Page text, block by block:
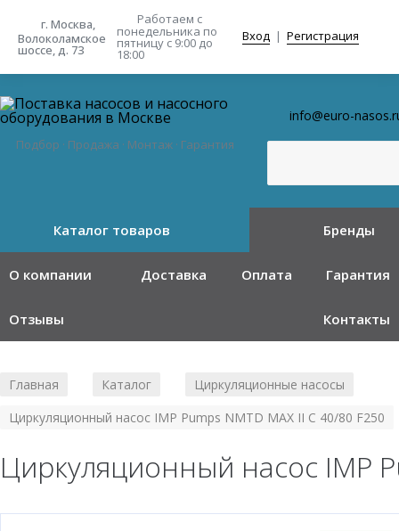
г. Москва,
Волоколамское
шоссе, д. 73
Работаем с
понедельника по
пятницу с 9:00 до
18:00
Вход | Регистрация
Подбор · Продажа · Монтаж · Гарантия
info@euro-
Каталог товаров Бренды
О компании Доставка Оплата Гарантия
Отзывы Контакты
Главная Каталог Циркуляционные насосы
Циркуляционный насос IMP Pumps NMTD MAX II C 40/80 F250
Циркуляционный насос IMP